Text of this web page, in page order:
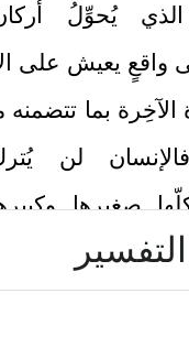
الذي يُحوِّلُ
واقعٍ يعيش على
الآخِرة بما
لن
صغيرها
مجزيٌّ بها،
متيقظًا